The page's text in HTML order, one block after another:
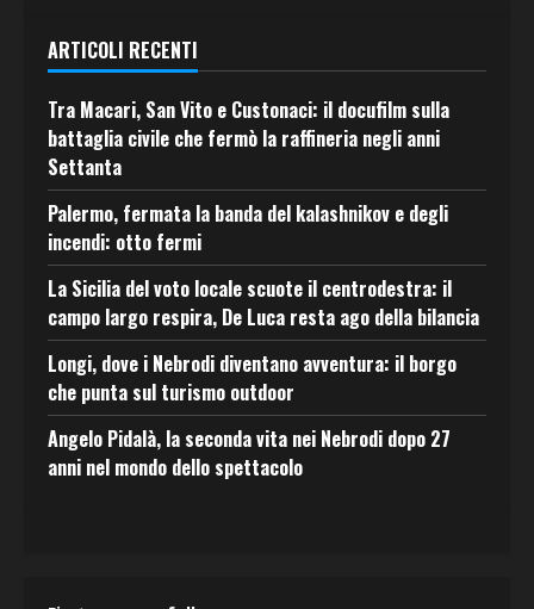
ARTICOLI RECENTI
Tra Macari, San Vito e Custonaci: il docufilm sulla
battaglia civile che fermò la raffineria negli anni
Settanta
Palermo, fermata la banda del kalashnikov e degli
incendi: otto fermi
La Sicilia del voto locale scuote il centrodestra: il
campo largo respira, De Luca resta ago della bilancia
Longi, dove i Nebrodi diventano avventura: il borgo
che punta sul turismo outdoor
Angelo Pidalà, la seconda vita nei Nebrodi dopo 27
anni nel mondo dello spettacolo